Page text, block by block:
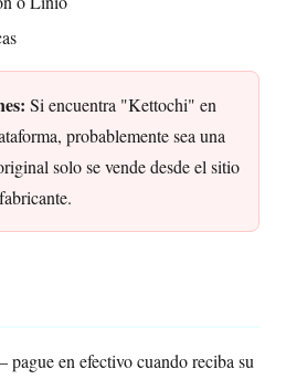
Si encuentra "Kettochi" en
probablemente sea una
solo se vende desde el sitio
en efectivo cuando reciba su